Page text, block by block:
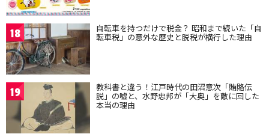
18 自転車を持つだけで税金？ 昭和まで続いた「自
転車税」の意外な歴史と脱税が横行した理由
19 教科書と違う！江戸時代の田沼意次「賄賂伝
説」の嘘と、水野忠邦が「大奥」を敵に回した
本当の理由